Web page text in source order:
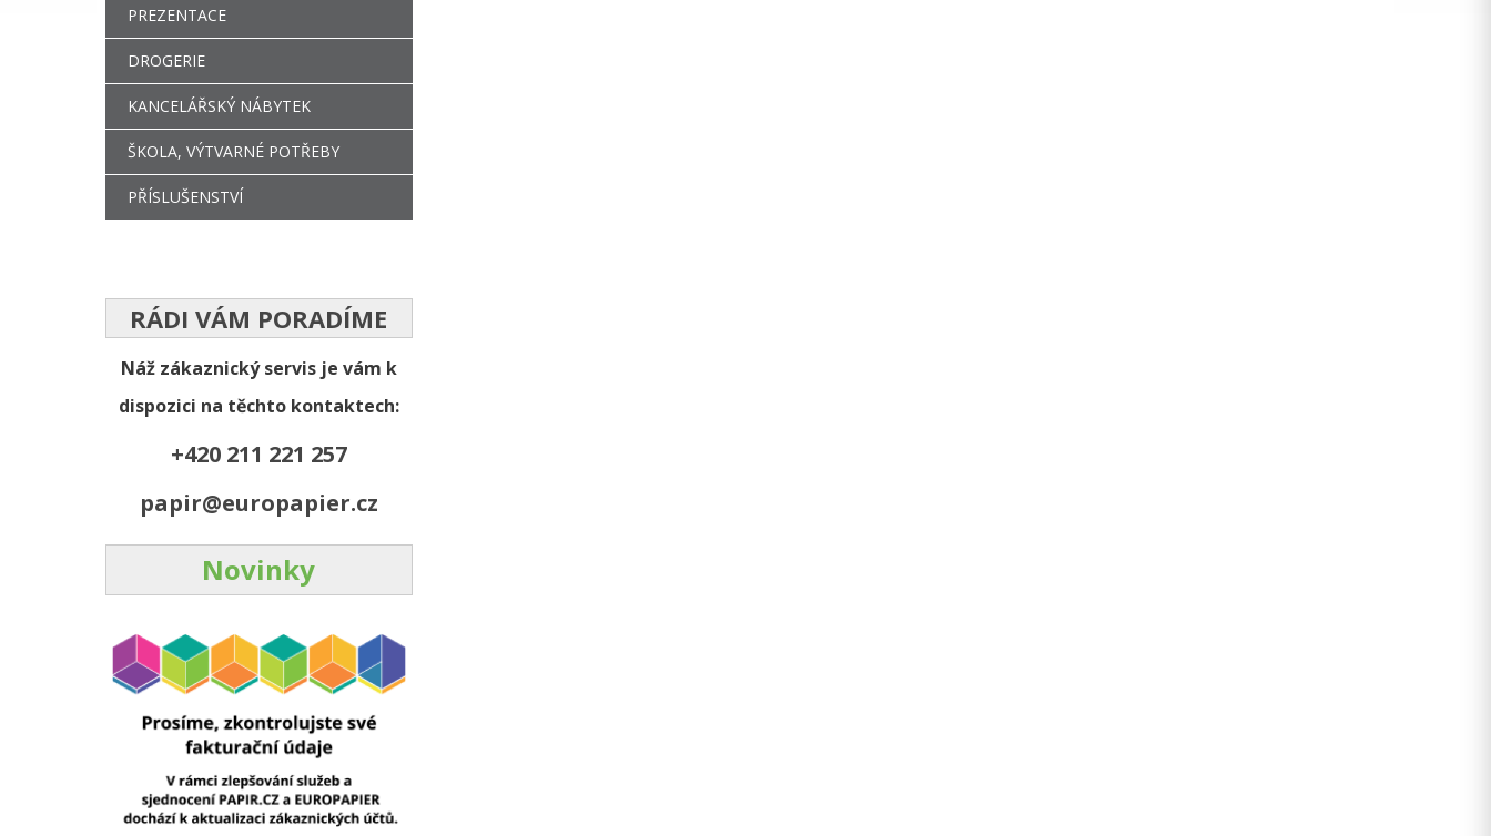
PREZENTACE
DROGERIE
KANCELÁŘSKÝ NÁBYTEK
ŠKOLA, VÝTVARNÉ POTŘEBY
PŘÍSLUŠENSTVÍ
RÁDI VÁM PORADÍME
Náž zákaznický servis je vám k
dispozici na těchto kontaktech:
+420 211 221 257
papir@europapier.cz
Novinky